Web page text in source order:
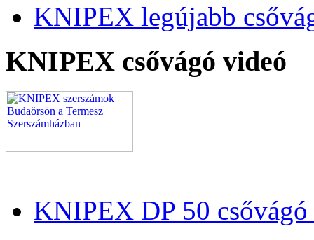
KNIPEX legújabb
KNIPEX csővágó videó
KNIPEX DP 50